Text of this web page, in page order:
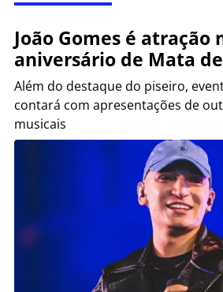
João Gomes é atração
aniversário de Mata de
Além do destaque do piseiro,
contará com apresentações de
musicais